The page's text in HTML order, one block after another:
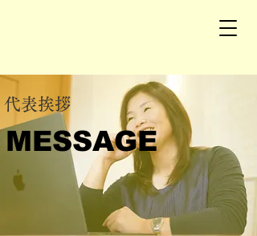
​代表挨拶
MESSAGE
MESSAGE